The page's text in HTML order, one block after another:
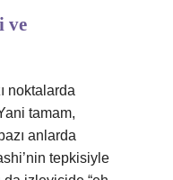
ve
noktalarda
tamam,
anlarda
tepkisiyle